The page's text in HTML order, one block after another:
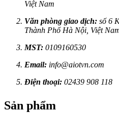
Việt Nam
Văn phòng giao dịch: số 6
Thành Phố Hà Nội, Việt
MST: 0109160530
Email: info@aiotvn.com
Điện thoại: 02439 908 118
Sản phẩm